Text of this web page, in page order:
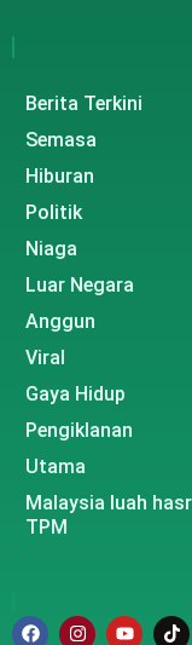
Berita Terkini
Semasa
Hiburan
Politik
Niaga
Luar Negara
Anggun
Viral
Gaya Hidup
Pengiklanan
Utama
Malaysia luah
TPM